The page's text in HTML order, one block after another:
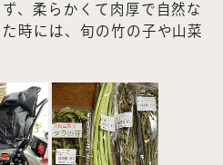
、柔らかくて肉厚で自然な
時には、旬の竹の子や山菜